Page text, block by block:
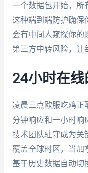
一个数据包开始，所
这种端到端防护确保
会有中间人窥探你的
第三方中转风险，让
24小时在
凌晨三点欧服吃鸡正
分钟响应和一小时响
技术团队驻守成为关
覆盖全球时区，当加
基于历史数据自动切